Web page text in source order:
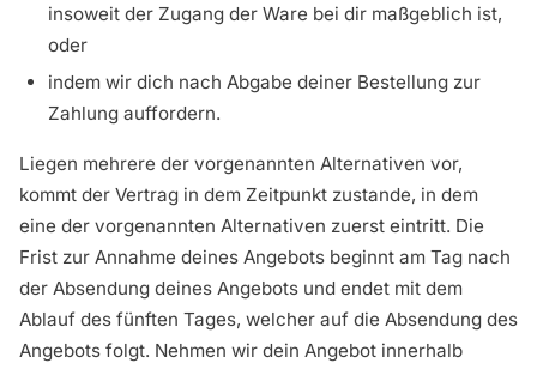
insoweit der Zugang der Ware bei dir maßgeblich ist,
oder
indem wir dich nach Abgabe deiner Bestellung zur
Zahlung auffordern.
Liegen mehrere der vorgenannten Alternativen vor,
kommt der Vertrag in dem Zeitpunkt zustande, in dem
eine der vorgenannten Alternativen zuerst eintritt. Die
Frist zur Annahme deines Angebots beginnt am Tag nach
der Absendung deines Angebots und endet mit dem
Ablauf des fünften Tages, welcher auf die Absendung des
Angebots folgt. Nehmen wir dein Angebot innerhalb